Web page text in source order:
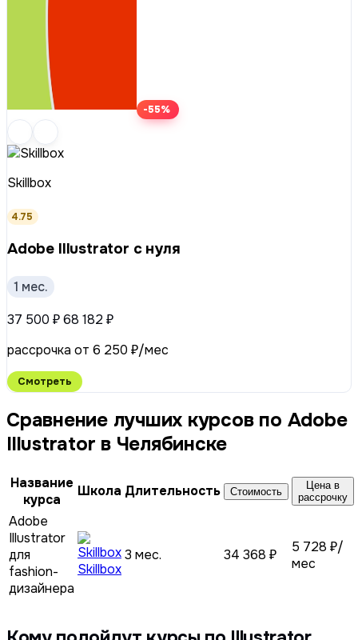
-55%
Skillbox
4.75
Adobe Illustrator с нуля
1 мес.
37 500 ₽68 182 ₽
рассрочка от 6 250 ₽/мес
Смотреть
Сравнение лучших курсов по Adobe
Illustrator в Челябинске
Название
курса
Школа Длительность Стоимость
Цена в
рассрочку
Adobe
Illustrator
для
fashion-
дизайнера
Skillbox
3 мес. 34 368 ₽
5 728 ₽/
мес